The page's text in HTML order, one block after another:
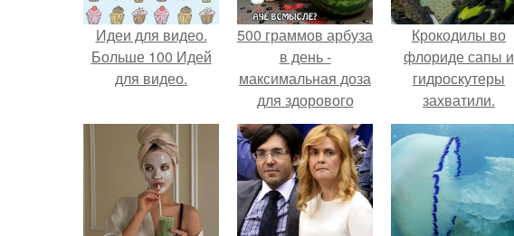
Идеи для видео.
Больше 100 Идей
для видео.
500 граммов арбуза
в день -
максимальная доза
для здорового
взрослого,
предупредили
врачи.
Крокодилы во
флориде сапы и
гидроскутеры
захватили.